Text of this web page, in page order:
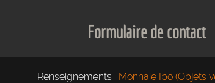
Formulaire de contact
Renseignements : Monnaie Ibo (Objets